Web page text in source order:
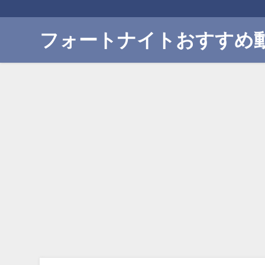
フォートナイトおすすめ